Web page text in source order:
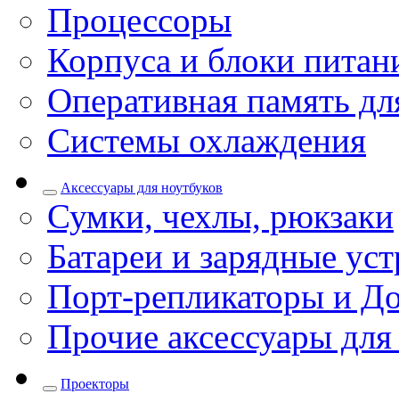
Процессоры
Корпуса и блоки
Оперативная память
Системы охлаждения
Аксессуары для ноутбуков
Сумки, чехлы, рюкзаки
Батареи и зарядные
Порт-репликаторы и
Прочие аксессуары
Проекторы